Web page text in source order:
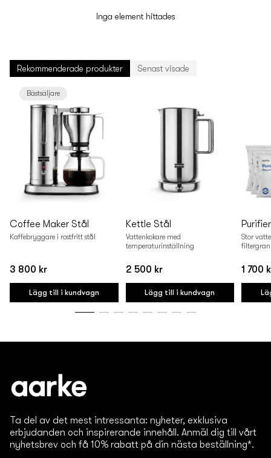
Inga element hittades
Rekommenderade produkter Senast visade
Bästsäljare
Coffee Maker Stål
Kaffebryggare i rostfritt stål
Vanligt
pris
3 800 kr
Lägg till i kundvagn
Kettle Stål
Vattenkokare med
temperaturinställning
Vanligt
pris
2 500 kr
Lägg till i kundvagn
Stor
Vanligt
pris
1 700
Ta del av det mest intressanta: nyheter, exklusiva
erbjudanden och inspirerande innehåll. Anmäl dig till vårt
nyhetsbrev och få 10% rabatt på din nästa beställning*.